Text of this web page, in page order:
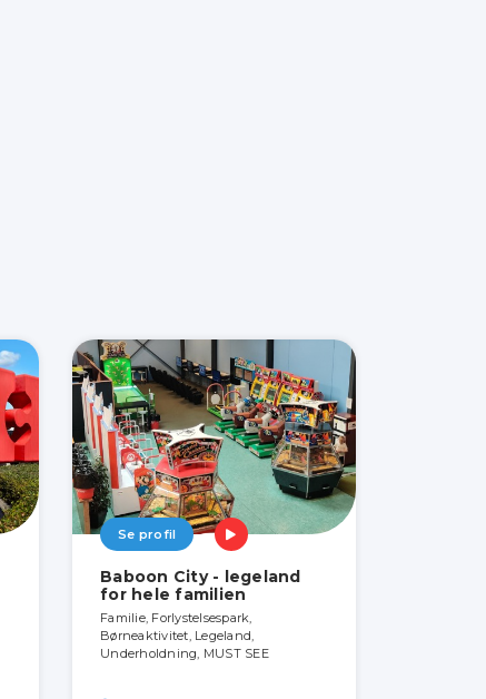
Se profil
Baboon City - legeland
for hele familien
Familie, Forlystelsespark,
Børneaktivitet, Legeland,
Underholdning, MUST SEE